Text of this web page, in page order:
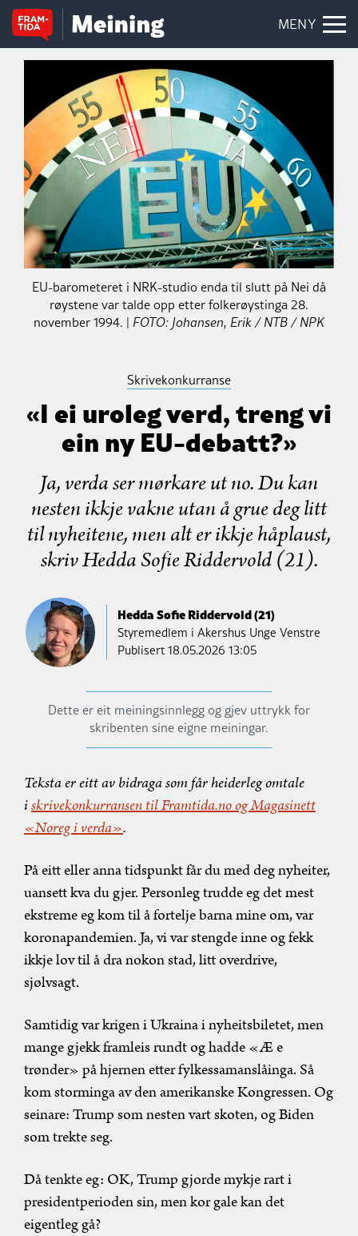
MENY
EU-barometeret i NRK-studio enda til slutt på Nei då
røystene var talde opp etter folkerøystinga 28.
november 1994. | FOTO: Johansen, Erik / NTB / NPK
Skrivekonkurranse
«I ei uroleg verd, treng vi
ein ny EU-debatt?»
Ja, verda ser mørkare ut no. Du kan
nesten ikkje vakne utan å grue deg litt
til nyheitene, men alt er ikkje håplaust,
skriv Hedda Sofie Riddervold (21).
Hedda Sofie Riddervold (21)
Styremedlem i Akershus Unge Venstre
Publisert18.05.2026 13:05
Dette er eit meiningsinnlegg og gjev uttrykk for
skribenten sine eigne meiningar.
Teksta er eitt av bidraga som får heiderleg omtale
iskrivekonkurransen til Framtida.no og Magasinett
«Noreg i verda».
På eitt eller anna tidspunkt får du med deg nyheiter,
uansett kva du gjer. Personleg trudde eg det mest
ekstreme eg kom til å fortelje barna mine om, var
koronapandemien. Ja, vi var stengde inne og fekk
ikkje lov til å dra nokon stad, litt overdrive,
sjølvsagt.
Samtidig var krigen i Ukraina i nyheitsbiletet, men
mange gjekk framleis rundt og hadde «Æ e
trønder» på hjernen etter fylkessamanslåinga. Så
kom storminga av den amerikanske Kongressen. Og
seinare: Trump som nesten vart skoten, og Biden
som trekte seg.
Då tenkte eg: OK, Trump gjorde mykje rart i
presidentperioden sin, men kor gale kan det
eigentleg gå?